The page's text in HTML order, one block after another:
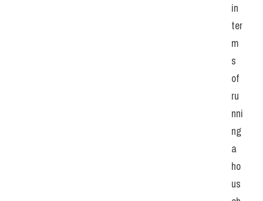
in
ter
m
s
of
ru
nni
ng
a
ho
us